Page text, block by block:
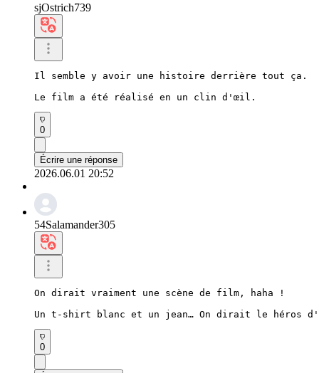
sjOstrich739
Il semble y avoir une histoire derrière tout ça.
Le film a été réalisé en un clin d'œil.
0
Écrire une réponse
2026.06.01 20:52
54Salamander305
On dirait vraiment une scène de film, haha ​​!
Un t-shirt blanc et un jean… On dirait le héros
0